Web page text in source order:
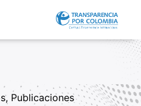
herramientas
Publicaciones